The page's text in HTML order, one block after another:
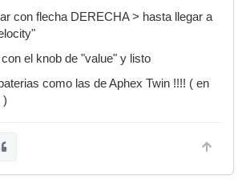
con flecha DERECHA > hasta llegar a
el knob de "value" y listo
como las de Aphex Twin !!!! ( en
)